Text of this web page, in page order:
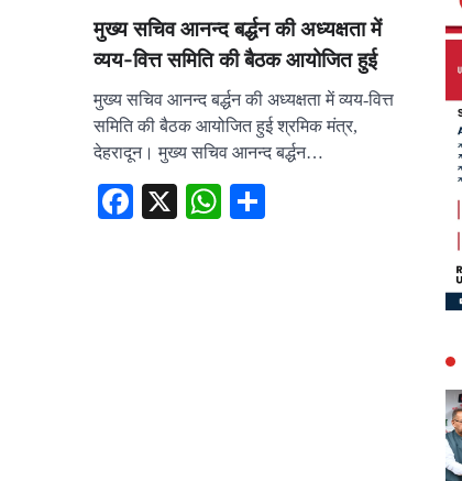
मुख्य सचिव आनन्द बर्द्धन की अध्यक्षता में
व्यय-वित्त समिति की बैठक आयोजित हुई
मुख्य सचिव आनन्द बर्द्धन की अध्यक्षता में व्यय-वित्त
समिति की बैठक आयोजित हुई श्रमिक मंत्र,
देहरादून। मुख्य सचिव आनन्द बर्द्धन…
Facebook
X WhatsApp